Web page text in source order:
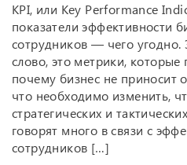
KPI, или Key Performance
показатели эффективности
сотрудников — чего
слово, это метрики, которые
почему бизнес не приносит
что необходимо изменить,
стратегических и
говорят много в связи с
сотрудников […]